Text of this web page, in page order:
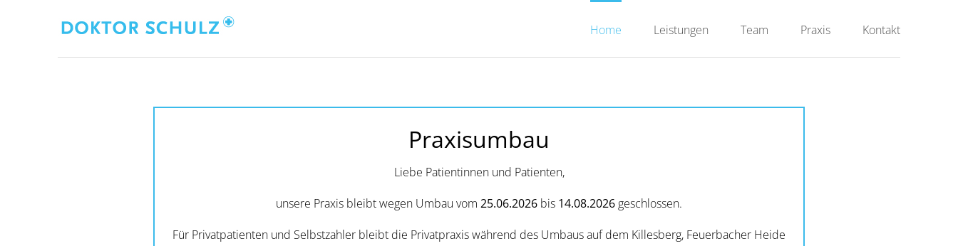
Home Leistungen Team Praxis Kontakt
Praxisumbau
Liebe Patientinnen und Patienten,
unsere Praxis bleibt wegen Umbau vom 25.06.2026 bis 14.08.2026 geschlossen.
Für Privatpatienten und Selbstzahler bleibt die Privatpraxis während des Umbaus auf dem Killesberg, Feuerbacher Heide